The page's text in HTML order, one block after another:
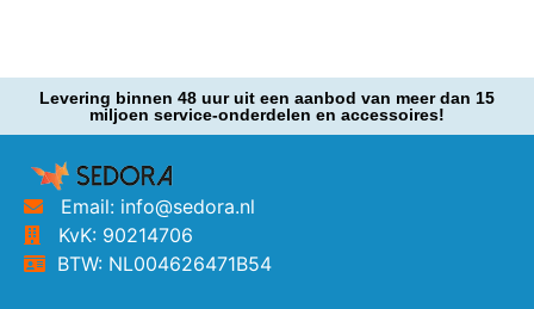
Levering binnen 48 uur uit een aanbod van meer dan 15
miljoen service-onderdelen en accessoires!
Email: info@sedora.nl
KvK: 90214706
BTW: NL004626471B54